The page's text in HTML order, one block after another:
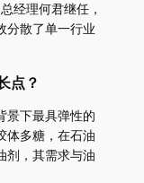
经理何君继任，
分散了单一行业
点？
景下最具弹性的
体多糖，在石油
剂，其需求与油